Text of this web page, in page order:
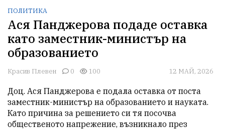
ПОЛИТИКА
Ася Панджерова подаде оставка
като заместник-министър на
образованието
Красив Плевен 0 100 12 МАЙ, 2026
Доц. Ася Панджерова е подала оставка от поста
заместник-министър на образованието и науката.
Като причина за решението си тя посочва
общественото напрежение, възникнало през